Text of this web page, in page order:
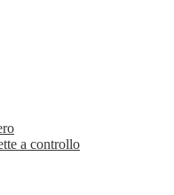
a controllo